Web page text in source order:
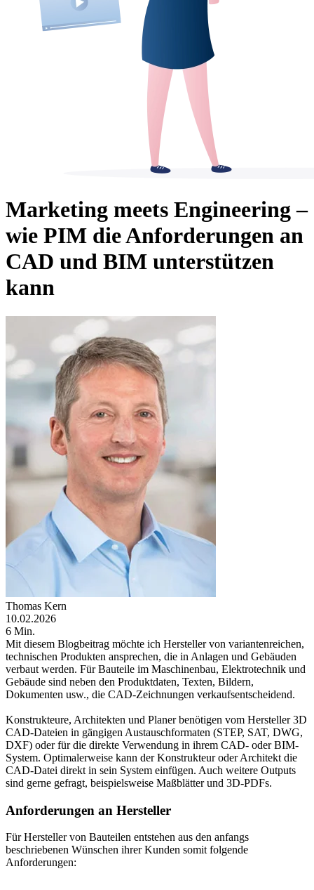
Marketing meets Engineering –
wie PIM die Anforderungen an
CAD und BIM unterstützen
kann
Thomas Kern
10.02.2026
6 Min.
Mit diesem Blogbeitrag möchte ich Hersteller von variantenreichen,
technischen Produkten ansprechen, die in Anlagen und Gebäuden
verbaut werden. Für Bauteile im Maschinenbau, Elektrotechnik und
Gebäude sind neben den Produktdaten, Texten, Bildern,
Dokumenten usw., die CAD-Zeichnungen verkaufsentscheidend.
Konstrukteure, Architekten und Planer benötigen vom Hersteller 3D
CAD-Dateien in gängigen Austauschformaten (STEP, SAT, DWG,
DXF) oder für die direkte Verwendung in ihrem CAD- oder BIM-
System. Optimalerweise kann der Konstrukteur oder Architekt die
CAD-Datei direkt in sein System einfügen. Auch weitere Outputs
sind gerne gefragt, beispielsweise Maßblätter und 3D-PDFs.
Anforderungen an Hersteller
Für Hersteller von Bauteilen entstehen aus den anfangs
beschriebenen Wünschen ihrer Kunden somit folgende
Anforderungen: